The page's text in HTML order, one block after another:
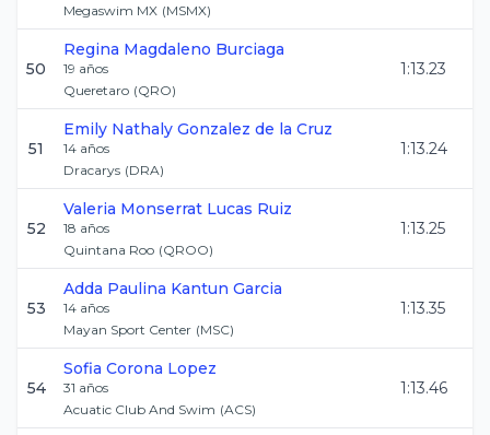
Megaswim MX (MSMX)
50
Regina Magdaleno Burciaga
19 años
Queretaro (QRO)
1:13.23
51
Emily Nathaly Gonzalez de la Cruz
14 años
Dracarys (DRA)
1:13.24
52
Valeria Monserrat Lucas Ruiz
18 años
Quintana Roo (QROO)
1:13.25
53
Adda Paulina Kantun Garcia
14 años
Mayan Sport Center (MSC)
1:13.35
54
Sofia Corona Lopez
31 años
Acuatic Club And Swim (ACS)
1:13.46